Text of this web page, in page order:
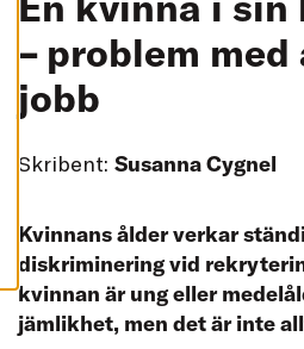
E
A
L
A
O
O
E
S
– problem
jobb
Skribent: Susanna Cygnel
Kvinnans ålder verkar
diskriminering vid
kvinnan är ung eller
jämlikhet, men det är inte